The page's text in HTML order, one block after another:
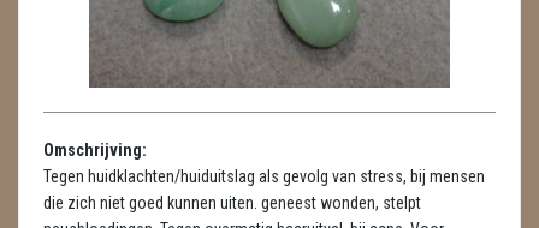
HANGERS
LUXE HANGERS
HARTEN
HUISREINIGING
KAARSEN
Omschrijving:
Tegen huidklachten/huiduitslag als gevolg van stress, bij mensen
die zich niet goed kunnen uiten. geneest wonden, stelpt